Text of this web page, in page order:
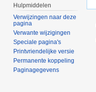
Hulpmiddelen
Verwijzingen naar deze
pagina
Verwante wijzigingen
Speciale pagina's
Printvriendelijke versie
Permanente koppeling
Paginagegevens